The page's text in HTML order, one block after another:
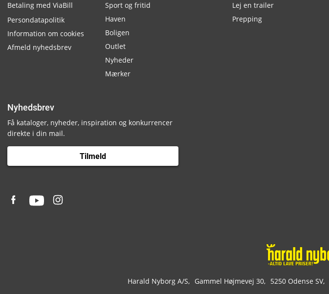
Betaling med ViaBill
Persondatapolitik
Information om cookies
Afmeld nyhedsbrev
Sport og fritid
Haven
Boligen
Outlet
Nyheder
Mærker
Lej en trailer
Prepping
Nyhedsbrev
Få kataloger, nyheder, inspiration og konkurrencer
direkte i din mail.
Tilmeld
Harald Nyborg A/S Gammel Højmevej 30 5250 Odense SV